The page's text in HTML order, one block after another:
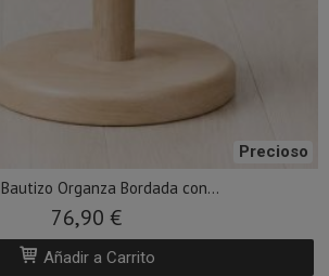
Precioso
Organza Bordada con...
76,90 €
Añadir a Carrito